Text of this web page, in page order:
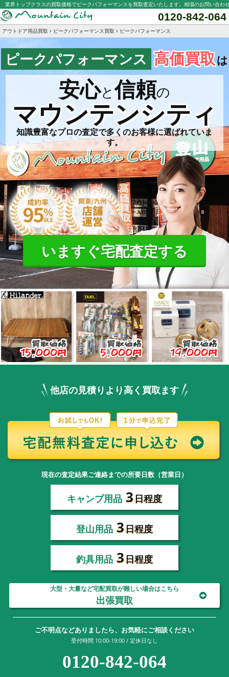
業界トップクラスの買取価格でピークパフォーマンスを買取査定いたします。相場のお問い合わ
0120-842-064
アウトドア用品買取 ピークパフォーマンス買取 ピークパフォーマンス
ピークパフォーマンス 高価買取は
安心と信頼の
マウンテンシティ
知識豊富なプロの査定で多くのお客様に選ばれていま
す。
いますぐ宅配査定する
買取価格
円
買取価格
5,000円
買取価格
19,000円
他店の見積りより高く買取ます
現在の査定結果ご連絡までの所要日数（営業日）
キャンプ用品 3日程度
登山用品 3日程度
釣具用品 3日程度
大型・大量など宅配買取が難しい場合はこちら
出張買取
ご不明点などありましたら、お気軽にご相談ください
受付時間 10:00-19:00 / 定休日なし
0120-842-064